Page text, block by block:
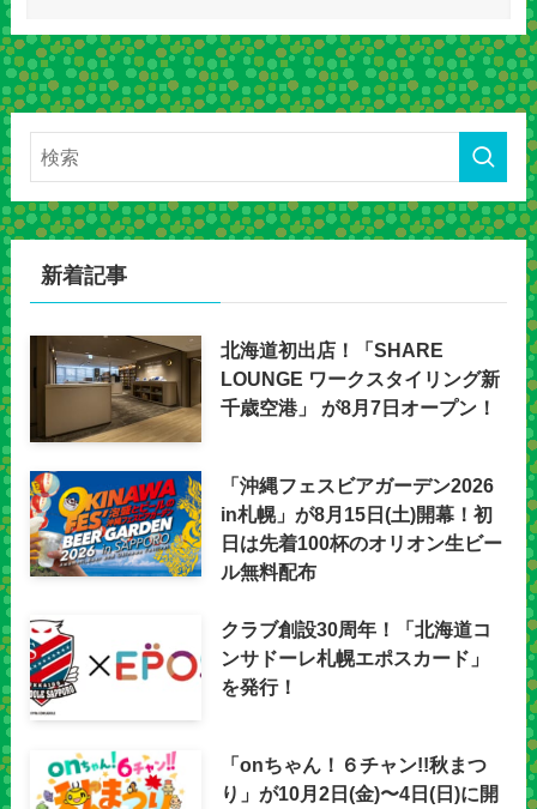
新着記事
北海道初出店！「SHARE
LOUNGE ワークスタイリング新
千歳空港」 が8月7日オープン！
「沖縄フェスビアガーデン2026
in札幌」が8月15日(土)開幕！初
日は先着100杯のオリオン生ビー
ル無料配布
クラブ創設30周年！「北海道コ
ンサドーレ札幌エポスカード」
を発行！
「onちゃん！６チャン!!秋まつ
り」が10月2日(金)〜4日(日)に開